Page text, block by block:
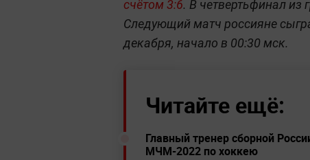
счётом 3:6. В четвертьфинал из
Следующий матч россияне
декабря, начало в 00:30 мск.
Читайте ещё:
Главный тренер сборной
МЧМ-2022 по хоккею